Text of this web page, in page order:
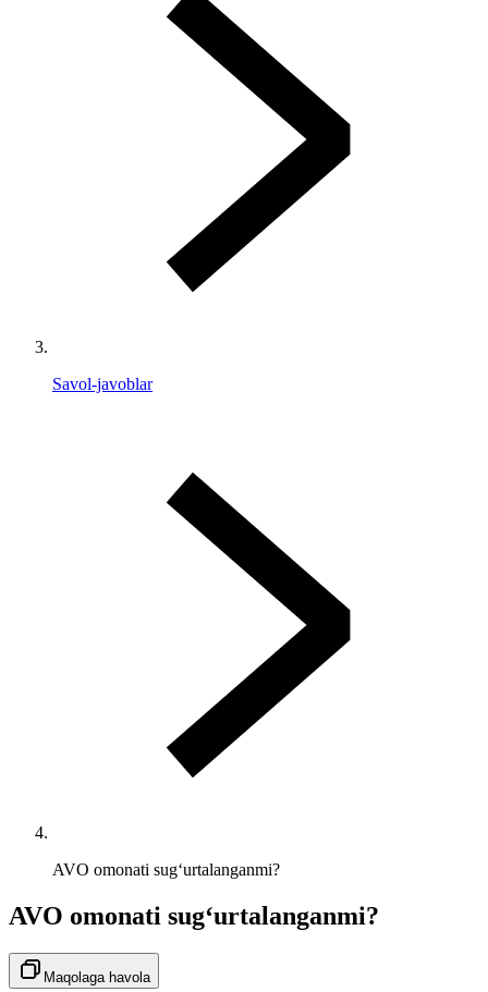
Savol-javoblar
AVO omonati sug‘urtalanganmi?
AVO omonati sug‘urtalanganmi?
Maqolaga havola